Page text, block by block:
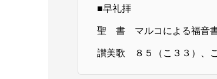
■早礼拝
聖 書 マルコによる福音書
讃美歌 ８５（こ３３）、